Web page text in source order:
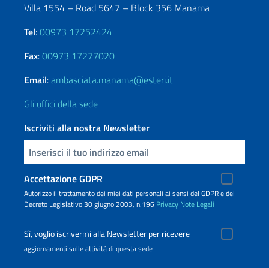
Villa 1554 – Road 5647 – Block 356 Manama
Tel:00973 17252424
Fax:00973 17277020
Email:ambasciata.manama@esteri.it
Gli uffici della sede
Iscriviti alla nostra Newsletter
Inserisci la tua email
Accettazione GDPR
Autorizzo il trattamento dei miei dati personali ai sensi del GDPR e del
Decreto Legislativo 30 giugno 2003, n.196 Privacy Note Legali
Sì, voglio iscrivermi alla Newsletter per ricevere
aggiornamenti sulle attività di questa sede